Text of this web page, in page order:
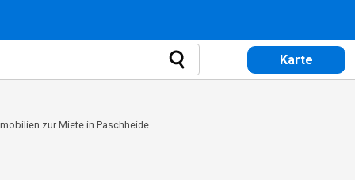
Karte
zur Miete in Paschheide